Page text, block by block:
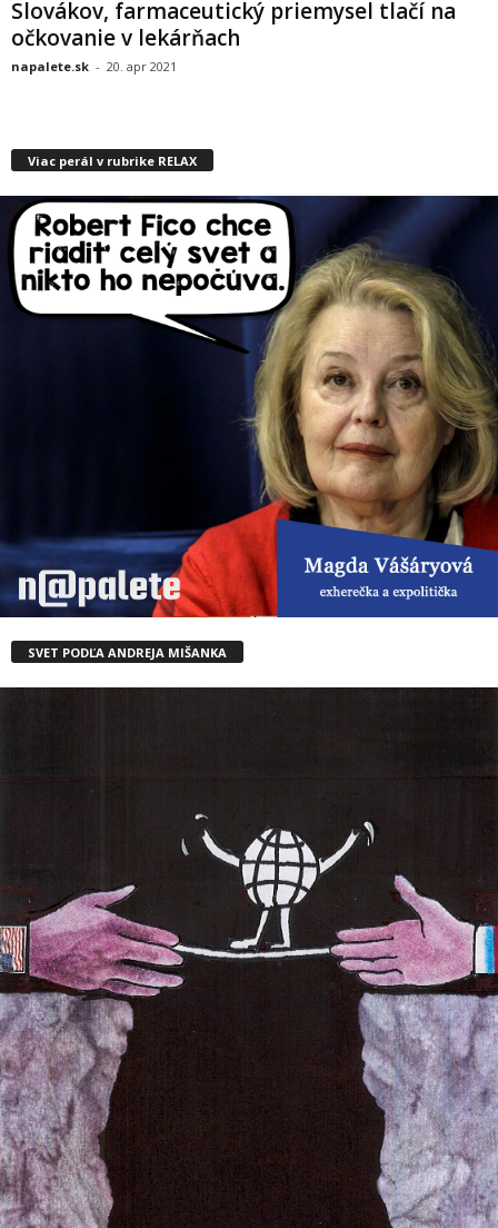
Slovákov, farmaceutický priemysel tlačí na
očkovanie v lekárňach
napalete.sk - 20. apr 2021
Viac perál v rubrike RELAX
SVET PODĽA ANDREJA MIŠANKA